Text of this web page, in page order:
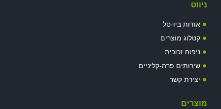
ניווט
אודות ביו-סל
קטלוג מוצרים
ניפוח זכוכית
שירותים פרה-קליניים
יצירת קשר
מוצרים